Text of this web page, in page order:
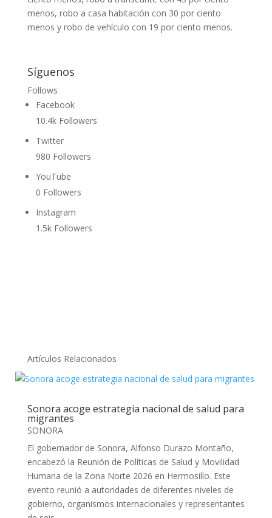
menos, robo a casa habitación con 30 por ciento
menos y robo de vehículo con 19 por ciento menos.
Síguenos
Follows
Facebook
10.4k Followers
Twitter
980 Followers
YouTube
0 Followers
Instagram
1.5k Followers
Artículos Relacionados
Sonora acoge estrategia nacional de salud para
migrantes
SONORA
El gobernador de Sonora, Alfonso Durazo Montaño,
encabezó la Reunión de Políticas de Salud y Movilidad
Humana de la Zona Norte 2026 en Hermosillo. Este
evento reunió a autoridades de diferentes niveles de
gobierno, organismos internacionales y representantes